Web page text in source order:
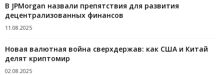
В JPMorgan назвали препятствия для развития
децентрализованных финансов
11.08.2025
Новая валютная война сверхдержав: как США и Китай
делят криптомир
02.08.2025